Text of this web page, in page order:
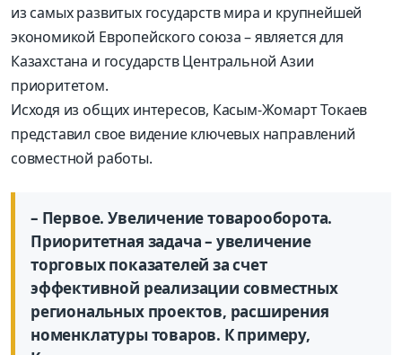
из самых развитых государств мира и крупнейшей
экономикой Европейского союза – является для
Казахстана и государств Центральной Азии
приоритетом.
Исходя из общих интересов, Касым-Жомарт Токаев
представил свое видение ключевых направлений
совместной работы.
– Первое. Увеличение товарооборота.
Приоритетная задача – увеличение
торговых показателей за счет
эффективной реализации совместных
региональных проектов, расширения
номенклатуры товаров. К примеру,